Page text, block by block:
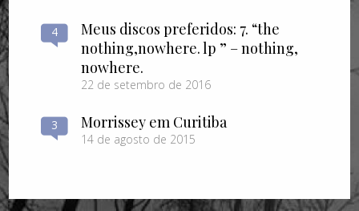
4
Meus discos preferidos: 7. “the
nothing​,​nowhere. lp ” – nothing​,​
nowhere.
22 de setembro de 2016
3 Morrissey em Curitiba
14 de agosto de 2015